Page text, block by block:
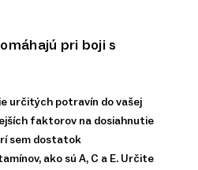
pri boji s
určitých potravín do vašej
faktorov na dosiahnutie
sem dostatok
ako sú A, C a E. Určite